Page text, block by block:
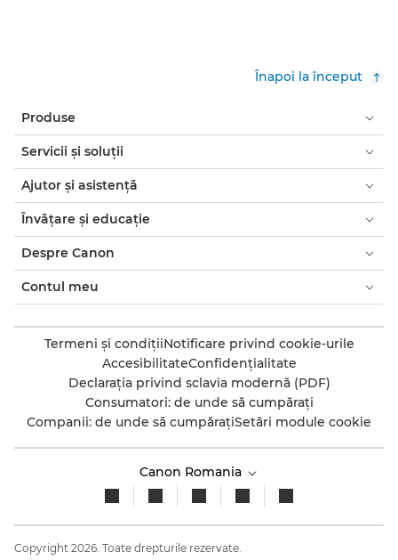
Înapoi la început
Produse
Servicii şi soluţii
Ajutor şi asistenţă
Învăţare şi educaţie
Despre Canon
Contul meu
Termeni şi condiţiiNotificare privind cookie-urile
AccesibilitateConfidenţialitate
Declaraţia privind sclavia modernă (PDF)
Consumatori: de unde să cumpăraţi
Companii: de unde să cumpăraţiSetări module cookie
Canon Romania
Copyright 2026. Toate drepturile rezervate.